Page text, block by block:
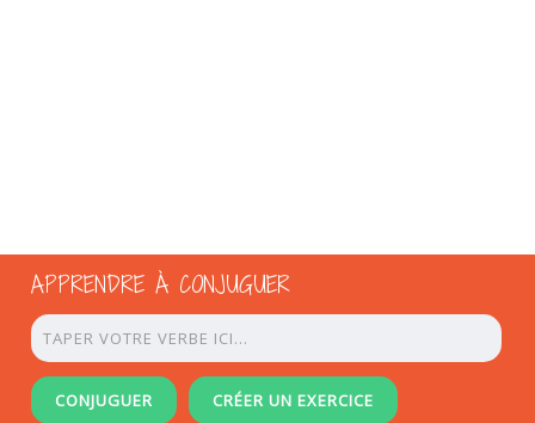
APPRENDRE À CONJUGUER
CONJUGUER CRÉER UN EXERCICE